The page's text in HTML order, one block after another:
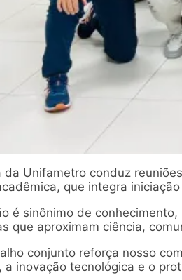
da Unifametro conduz
que integra
é sinônimo de
que aproximam ciência,
conjunto reforça nosso
a inovação tecnológica e o